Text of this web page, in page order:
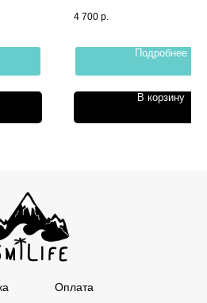
4 700 р.
Подробнее
В корзину
Оплата